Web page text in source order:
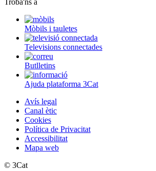
Mòbils i tauletes
Televisions connectades
Butlletins
Ajuda plataforma 3Cat
Avís legal
Canal ètic
Cookies
Política de Privacitat
Accessibilitat
Mapa web
© 3Cat